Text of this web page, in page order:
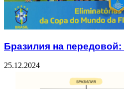
Бразилия на
25.12.2024